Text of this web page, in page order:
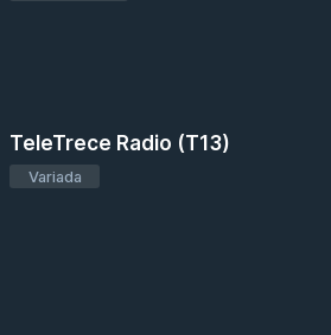
TeleTrece Radio (T13)
Variada